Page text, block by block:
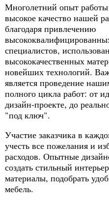
Многолетний опыт работы
высокое качество нашей
благодаря привлечению
специалистов,
высококачественных
новейших технологий.
является проведение
полного цикла работ: от
дизайн-проекте, до
"под ключ".
Участие заказчика в
учесть все пожелания и
расходов. Опытные
создать стильный
материалы, подобрать
мебель.